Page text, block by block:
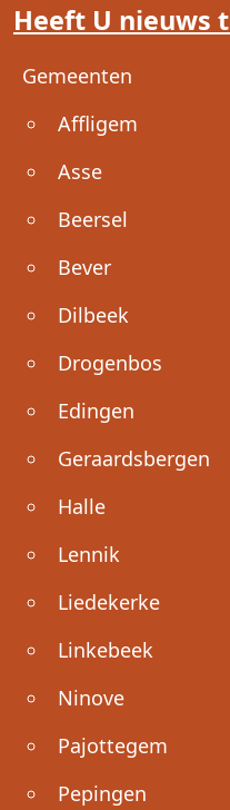
Heeft U nieuws
Voet
Gemeenten
Affligem
Asse
Beersel
Bever
Dilbeek
Drogenbos
Edingen
Geraardsbergen
Halle
Lennik
Liedekerke
Linkebeek
Ninove
Pajottegem
Pepingen